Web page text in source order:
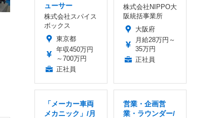
ューサー
株式会社スパイス
ボックス
東京都
年収450万円
～700万円
正社員
株式会社NIPPO大
阪統括事業所
大阪府
月給28万円～
35万円
正社員
「メーカー車両
メカニック」/月
営業・企画営
業・ラウンダー/